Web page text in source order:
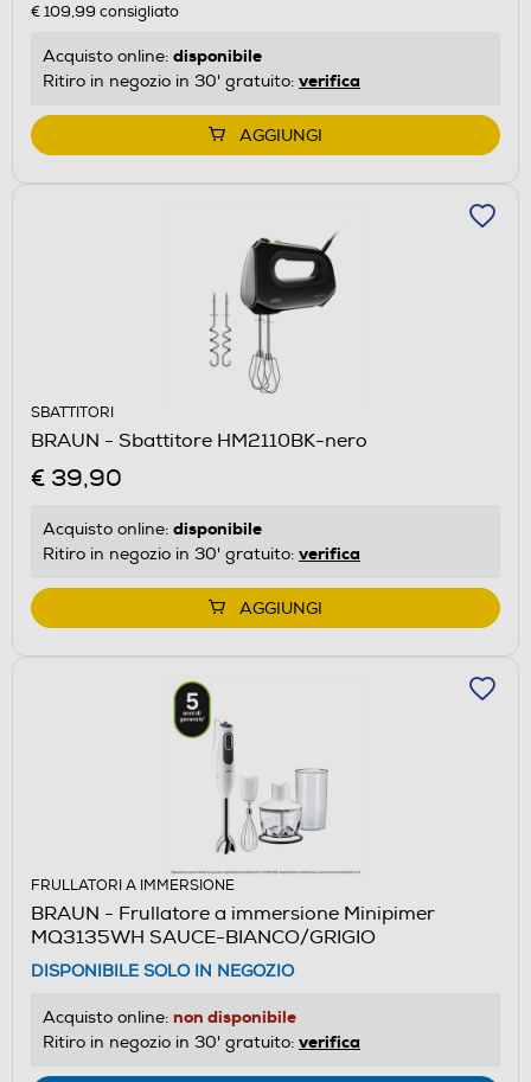
€ 109,99 consigliato
Acquisto online: disponibile
Ritiro in negozio in 30' gratuito: verifica
AGGIUNGI
SBATTITORI
BRAUN - Sbattitore HM2110BK-nero
€ 39,90
Acquisto online: disponibile
Ritiro in negozio in 30' gratuito: verifica
AGGIUNGI
FRULLATORI A IMMERSIONE
BRAUN - Frullatore a immersione Minipimer
MQ3135WH SAUCE-BIANCO/GRIGIO
DISPONIBILE SOLO IN NEGOZIO
Acquisto online: non disponibile
Ritiro in negozio in 30' gratuito: verifica